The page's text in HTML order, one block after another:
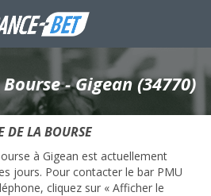
- Gigean (34770)
DE LA BOURSE
à Gigean est actuellement
jours. Pour contacter le bar PMU
cliquez sur « Afficher le